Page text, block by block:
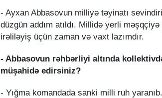
- Ayxan Abbasovun milliyə təyinatı
düzgün addım atıldı. Millidə yerli
irəliləyiş üçün zaman və vaxt lazımdır.
- Abbasovun rəhbərliyi altında
müşahidə edirsiniz?
- Yığma komandada sanki milli ruh